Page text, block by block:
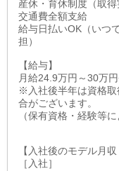
産休・育休制度（取得
交通費全額支給
給与日払いOK（いつ
担）
【給与】
月給24.9万円～30万
※入社後半年は資格
合がございます。
（保有資格・経験等に
【入社後のモデル月
［入社］